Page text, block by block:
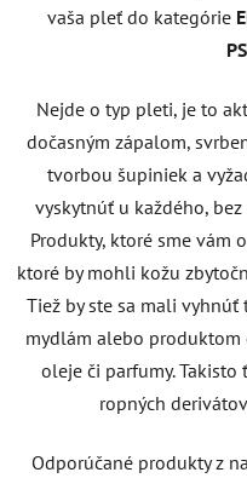
vaša pleť do kategórie
Nejde o typ pleti, je to
dočasným zápalom,
tvorbou šupiniek a
vyskytnúť u každého,
Produkty, ktoré sme vám
ktoré by mohli kožu
Tiež by ste sa mali
mydlám alebo
oleje či parfumy.
ropných
Odporúčané produkty z